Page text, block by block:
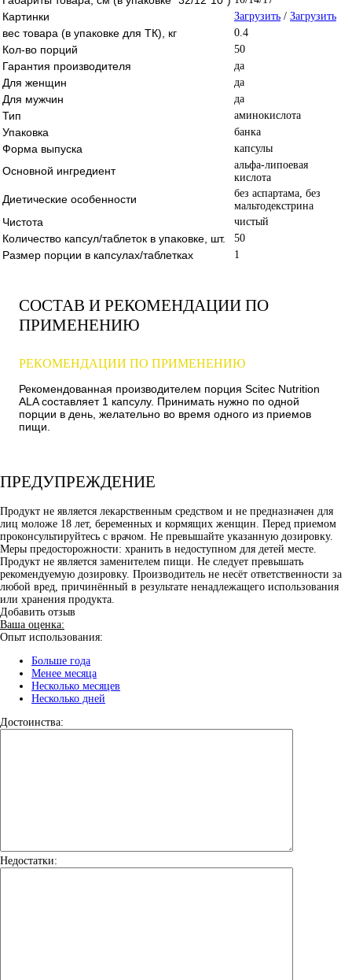
Картинки Загрузить / Загрузить
вес товара (в упаковке для ТК), кг 0.4
Кол-во порций 50
Гарантия производителя да
Для женщин да
Для мужчин да
Тип аминокислота
Упаковка банка
Форма выпуска капсулы
Основной ингредиент
альфа-липоевая
кислота
Диетические особенности
без аспартама, без
мальтодекстрина
Чистота чистый
Количество капсул/таблеток в упаковке, шт. 50
Размер порции в капсулах/таблетках 1
СОСТАВ И РЕКОМЕНДАЦИИ ПО
ПРИМЕНЕНИЮ
РЕКОМЕНДАЦИИ ПО ПРИМЕНЕНИЮ
Рекомендованная производителем порция Scitec Nutrition
ALA составляет 1 капсулу. Принимать нужно по одной
порции в день, желательно во время одного из приемов
пищи.
ПРЕДУПРЕЖДЕНИЕ
Продукт не является лекарственным средством и не предназначен для
лиц моложе 18 лет, беременных и кормящих женщин. Перед приемом
проконсультируйтесь с врачом. Не превышайте указанную дозировку.
Меры предосторожности: хранить в недоступном для детей месте.
Продукт не является заменителем пищи. Не следует превышать
рекомендуемую дозировку. Производитель не несёт ответственности за
любой вред, причинённый в результате ненадлежащего использования
или хранения продукта.
Добавить отзыв
Ваша оценка:
Опыт использования:
Больше года
Менее месяца
Несколько месяцев
Несколько дней
Достоинства:
Недостатки: